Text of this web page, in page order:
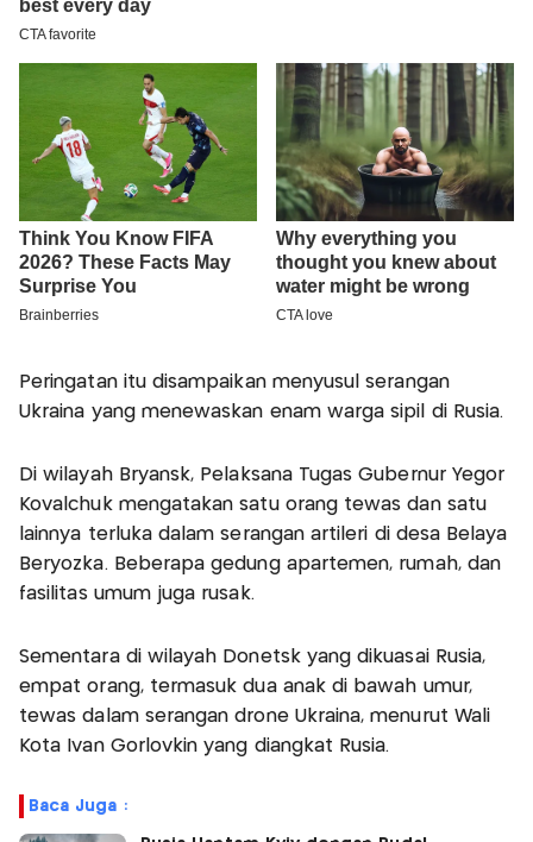
Peringatan itu disampaikan menyusul serangan
Ukraina yang menewaskan enam warga sipil di Rusia.
Di wilayah Bryansk, Pelaksana Tugas Gubernur Yegor
Kovalchuk mengatakan satu orang tewas dan satu
lainnya terluka dalam serangan artileri di desa Belaya
Beryozka. Beberapa gedung apartemen, rumah, dan
fasilitas umum juga rusak.
Sementara di wilayah Donetsk yang dikuasai Rusia,
empat orang, termasuk dua anak di bawah umur,
tewas dalam serangan drone Ukraina, menurut Wali
Kota Ivan Gorlovkin yang diangkat Rusia.
Baca Juga :